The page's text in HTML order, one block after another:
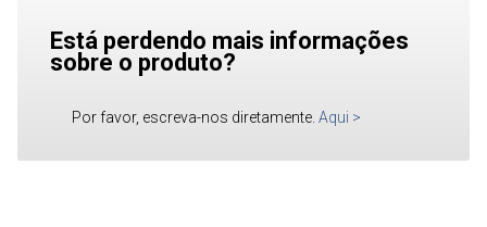
Está perdendo mais informações
sobre o produto?
Por favor, escreva-nos diretamente. Aqui >